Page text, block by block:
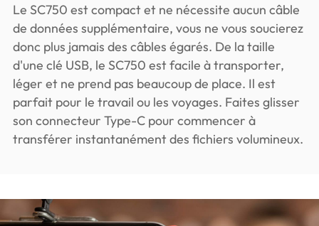
Le SC750 est compact et ne nécessite aucun câble
de données supplémentaire, vous ne vous soucierez
donc plus jamais des câbles égarés. De la taille
d'une clé USB, le SC750 est facile à transporter,
léger et ne prend pas beaucoup de place. Il est
parfait pour le travail ou les voyages. Faites glisser
son connecteur Type-C pour commencer à
transférer instantanément des fichiers volumineux.